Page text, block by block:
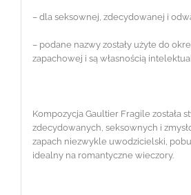
– dla seksownej, zdecydowanej i
– podane nazwy zostały użyte do
zapachowej i są własnością
Kompozycja Gaultier Fragile została
zdecydowanych, seksownych i
zapach niezwykle uwodzicielski,
idealny na romantyczne wieczory.